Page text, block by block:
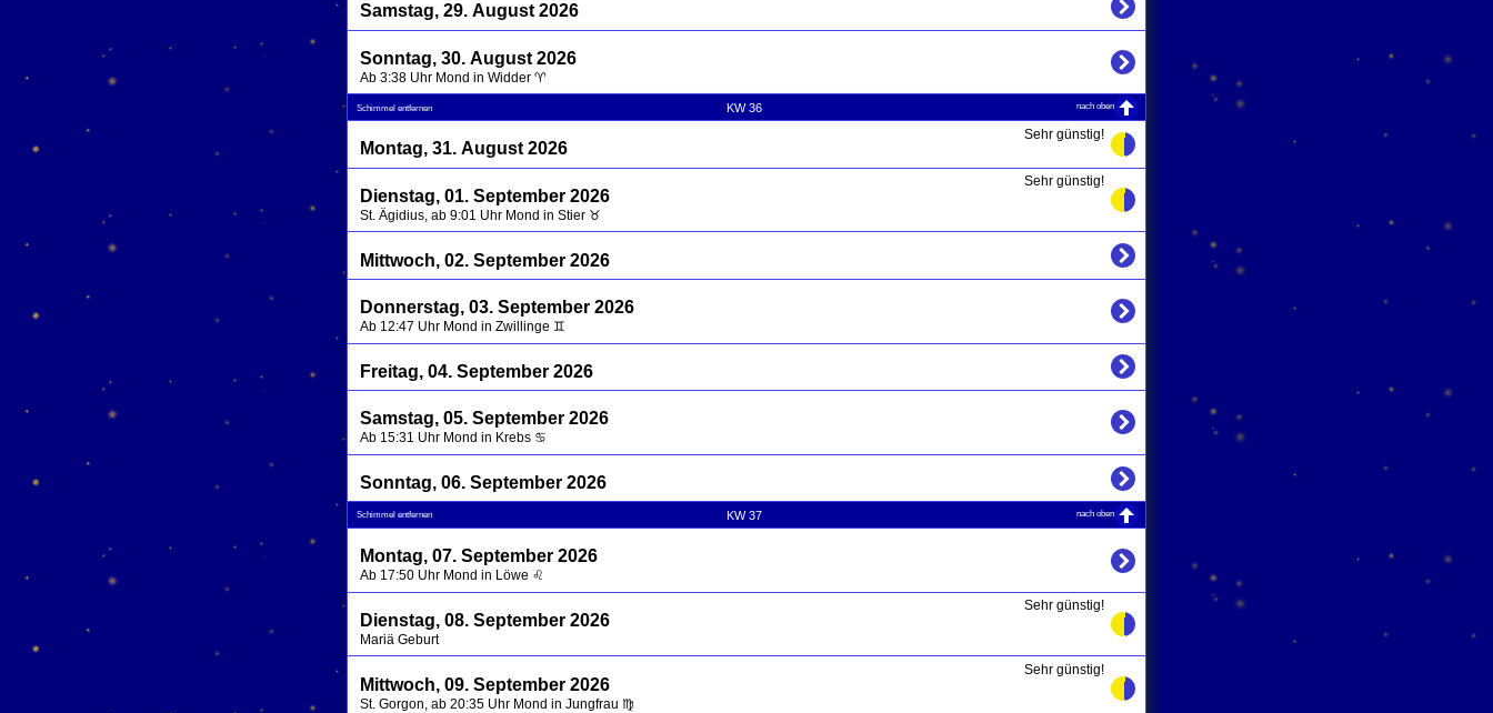
Samstag, 29. August 2026
Sonntag, 30. August 2026
Ab 3:38 Uhr Mond in Widder ♈
Schimmel entfernen KW 36 nach oben
Montag, 31. August 2026
Sehr günstig!
Dienstag, 01. September 2026
Sehr günstig!
St. Ägidius, ab 9:01 Uhr Mond in Stier ♉
Mittwoch, 02. September 2026
Donnerstag, 03. September 2026
Ab 12:47 Uhr Mond in Zwillinge ♊
Freitag, 04. September 2026
Samstag, 05. September 2026
Ab 15:31 Uhr Mond in Krebs ♋
Sonntag, 06. September 2026
Schimmel entfernen KW 37 nach oben
Montag, 07. September 2026
Ab 17:50 Uhr Mond in Löwe ♌
Dienstag, 08. September 2026
Sehr günstig!
Mariä Geburt
Mittwoch, 09. September 2026
Sehr günstig!
St. Gorgon, ab 20:35 Uhr Mond in Jungfrau ♍